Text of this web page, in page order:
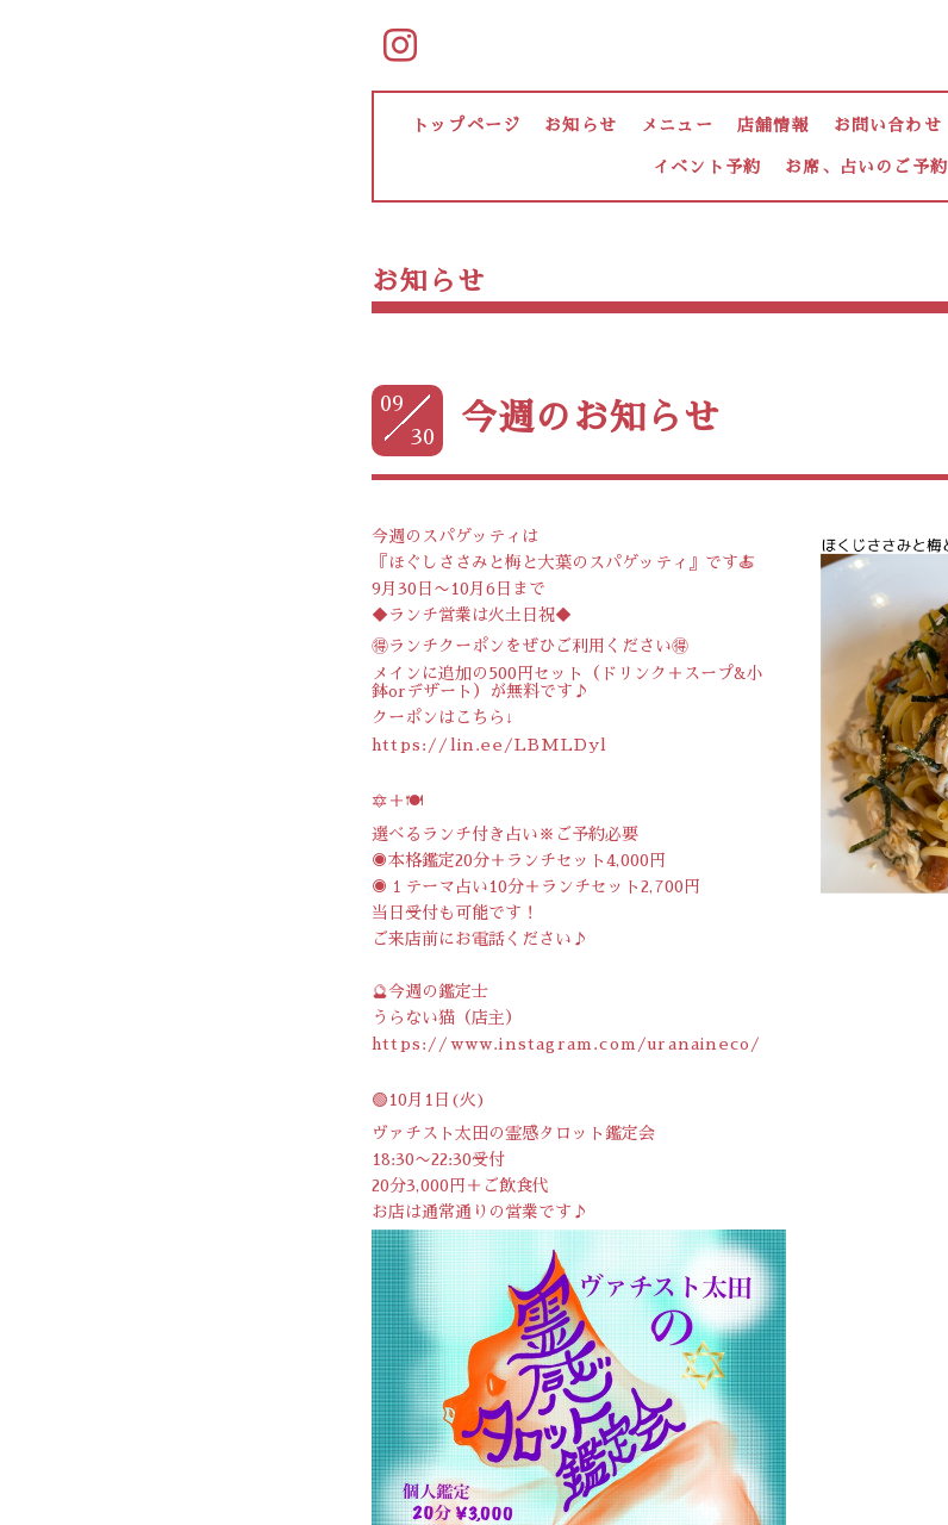
トップページ お知らせ メニュー 店舗情報 お問い合わせ
イベント予約 お席、占いのご予約
お知らせ
09
30
今週のお知らせ
今週のスパゲッティは
『ほぐしささみと梅と大葉のスパゲッティ』です🍝
9月30日〜10月6日まで
◆ランチ営業は火土日祝◆
🉐ランチクーポンをぜひご利用ください🉐
メインに追加の500円セット（ドリンク＋スープ&小
鉢orデザート）が無料です♪
クーポンはこちら↓
https://lin.ee/LBMLDyl
🔯＋🍽
選べるランチ付き占い※ご予約必要
◉本格鑑定20分＋ランチセット4,000円
◉１テーマ占い10分＋ランチセット2,700円
当日受付も可能です！
ご来店前にお電話ください♪
🔮今週の鑑定士
うらない猫（店主）
https://www.instagram.com/uranaineco/
🟢10月1日(火)
ヴァチスト太田の霊感タロット鑑定会
18:30〜22:30受付
20分3,000円＋ご飲食代
お店は通常通りの営業です♪